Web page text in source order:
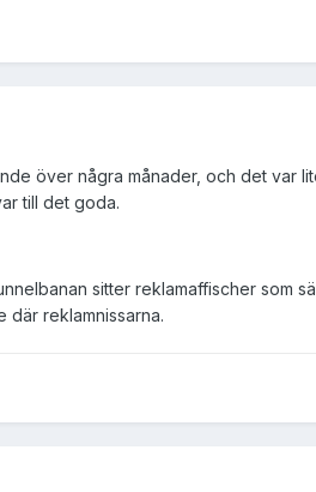
över några månader, och det var
till det goda.
sitter reklamaffischer som
reklamnissarna.